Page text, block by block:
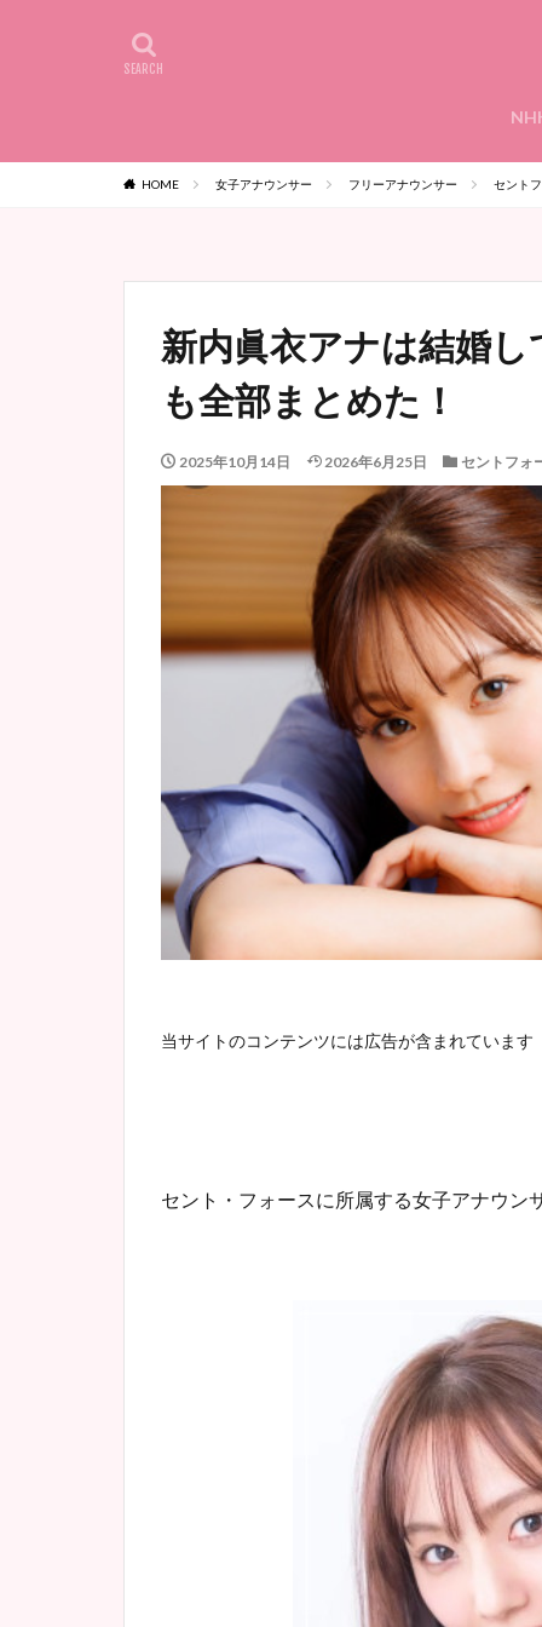
HOME 女子アナウンサー フリーアナウンサー セント
新内眞衣アナは結婚
も全部まとめた！
2025年10月14日 2026年6月25日 セントフォ
当サイトのコンテンツには広告が含まれています
セント・フォースに所属する女子アナウン